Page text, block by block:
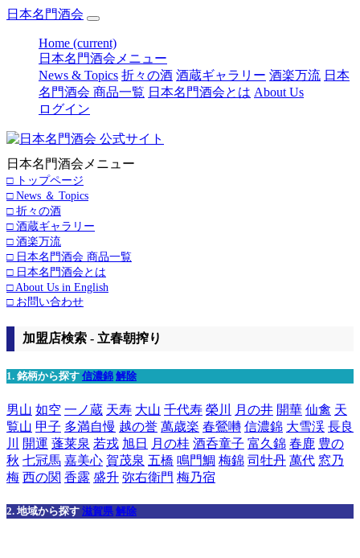
日本名門酒会
Home (current)
日本名門酒会メニュー
News & Topics 折々の酒 酒蔵ギャラリー 酒楽万流 日本
名門酒会 商品一覧 日本名門酒会とは About Us
ログイン
日本名門酒会メニュー
□ トップページ
□ News ＆ Topics
□ 折々の酒
□ 酒蔵ギャラリー
□ 酒楽万流
□ 日本名門酒会 商品一覧
□ 日本名門酒会とは
□ About Us in English
□ お問い合わせ
加盟店検索 - 立春朝搾り
1. 銘柄から探す 信濃錦 解除
男山 如空 一ノ蔵 天寿 大山 千代寿 榮川 月の井 開華 仙禽 天
覧山 甲子 多満自慢 越の誉 萬歳楽 春鶯囀 信濃錦 大雪渓 長良
川
開運 蓬莱泉 若戎 旭日 月の桂 酒呑童子 富久錦 春鹿 豊の
秋 七冠馬 嘉美心 賀茂泉 五橋 鳴門鯛 梅錦 司牡丹 萬代 窓乃
梅 西の関 香露 盛升 弥右衛門 梅乃宿
2. 地域から探す 滋賀県 解除